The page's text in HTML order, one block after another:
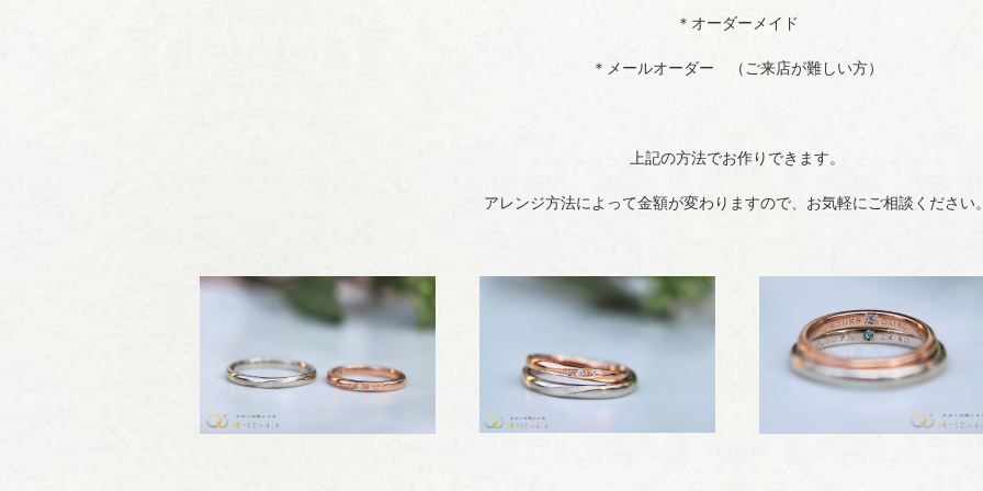
＊オーダーメイド
＊メールオーダー （ご来店が難しい方）
上記の方法でお作りできます。
アレンジ方法によって金額が変わりますので、お気軽にご相談ください